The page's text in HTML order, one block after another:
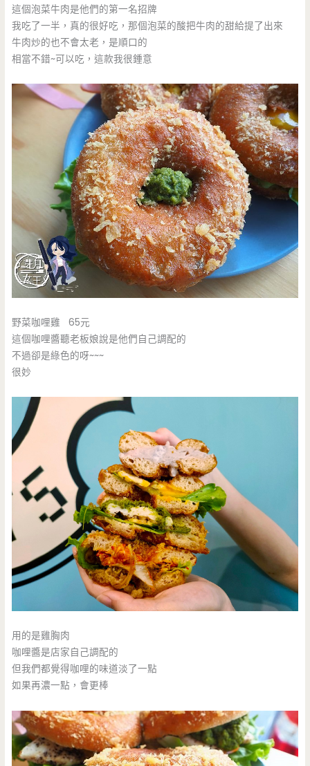
這個泡菜牛肉是他們的第一名招牌
我吃了一半，真的很好吃，那個泡菜的酸把牛肉的甜給提了出來
牛肉炒的也不會太老，是順口的
相當不錯~可以吃，這款我很鍾意
野菜咖哩雞 65元
這個咖哩醬聽老板娘說是他們自己調配的
不過卻是綠色的呀~~~
很妙
用的是雞胸肉
咖哩醬是店家自己調配的
但我們都覺得咖哩的味道淡了一點
如果再濃一點，會更棒